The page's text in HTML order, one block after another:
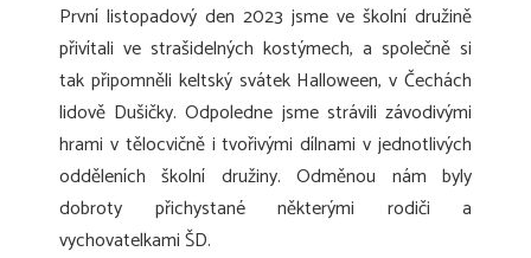
První listopadový den 2023 jsme ve školní družině
přivítali ve strašidelných kostýmech, a společně si
tak připomněli keltský svátek Halloween, v Čechách
lidově Dušičky. Odpoledne jsme strávili závodivými
hrami v tělocvičně i tvořivými dílnami v jednotlivých
odděleních školní družiny. Odměnou nám byly
dobroty přichystané některými rodiči a
vychovatelkami ŠD.